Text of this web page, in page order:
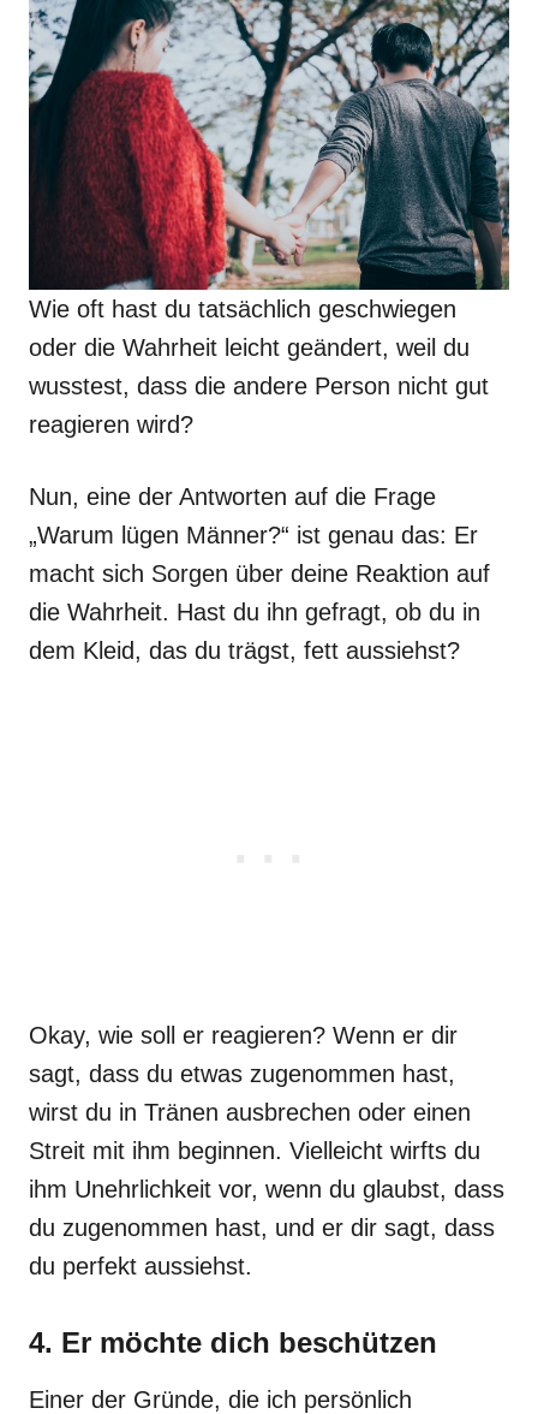
Wie oft hast du tatsächlich geschwiegen
oder die Wahrheit leicht geändert, weil du
wusstest, dass die andere Person nicht gut
reagieren wird?
Nun, eine der Antworten auf die Frage
„Warum lügen Männer?“ ist genau das: Er
macht sich Sorgen über deine Reaktion auf
die Wahrheit. Hast du ihn gefragt, ob du in
dem Kleid, das du trägst, fett aussiehst?
Okay, wie soll er reagieren? Wenn er dir
sagt, dass du etwas zugenommen hast,
wirst du in Tränen ausbrechen oder einen
Streit mit ihm beginnen. Vielleicht wirfts du
ihm Unehrlichkeit vor, wenn du glaubst, dass
du zugenommen hast, und er dir sagt, dass
du perfekt aussiehst.
4. Er möchte dich beschützen
Einer der Gründe, die ich persönlich